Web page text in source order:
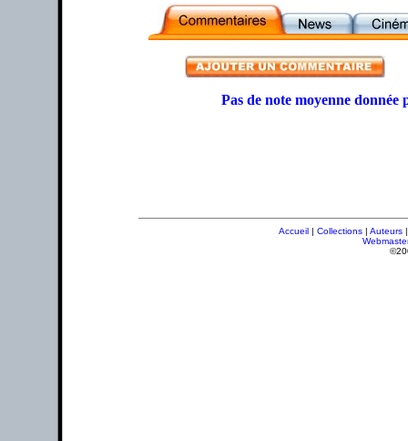
Pas de note moyenne
Accueil | Collections | Auteurs